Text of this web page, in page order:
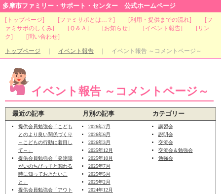
多摩市ファミリー・サポート・センター 公式ホームページ
[ トップページ] [ファミサポとは…？ ] [利用・提供までの流れ] [フ
ァミサポのしくみ] [Ｑ＆Ａ ] [お知らせ] [イベント報告] [ リン
ク] [問い合わせ]
トップページ イベント報告 ｜ イベント報告 ～コメントページ～
イベント報告 ～コメントページ～
最近の記事 月別の記事 カテゴリー
提供会員勉強会「こども
とのより良い関係づくり
～こどもの行動に着目し
て～」
提供会員勉強会「発達障
がいのちびっ子と関わる
時に知っておきたいこ
と」
提供会員勉強会「アウト
2026年7月
2026年6月
2026年3月
2025年12月
2025年10月
2025年7月
2025年5月
2025年2月
2024年12月
講習会
説明会
交流会
交流会＆勉強会
勉強会